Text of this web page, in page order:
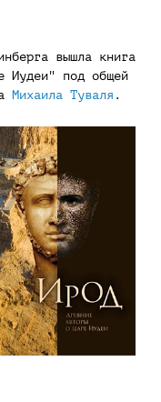
вышла книга
Иудеи" под общей
Михаила Туваля .